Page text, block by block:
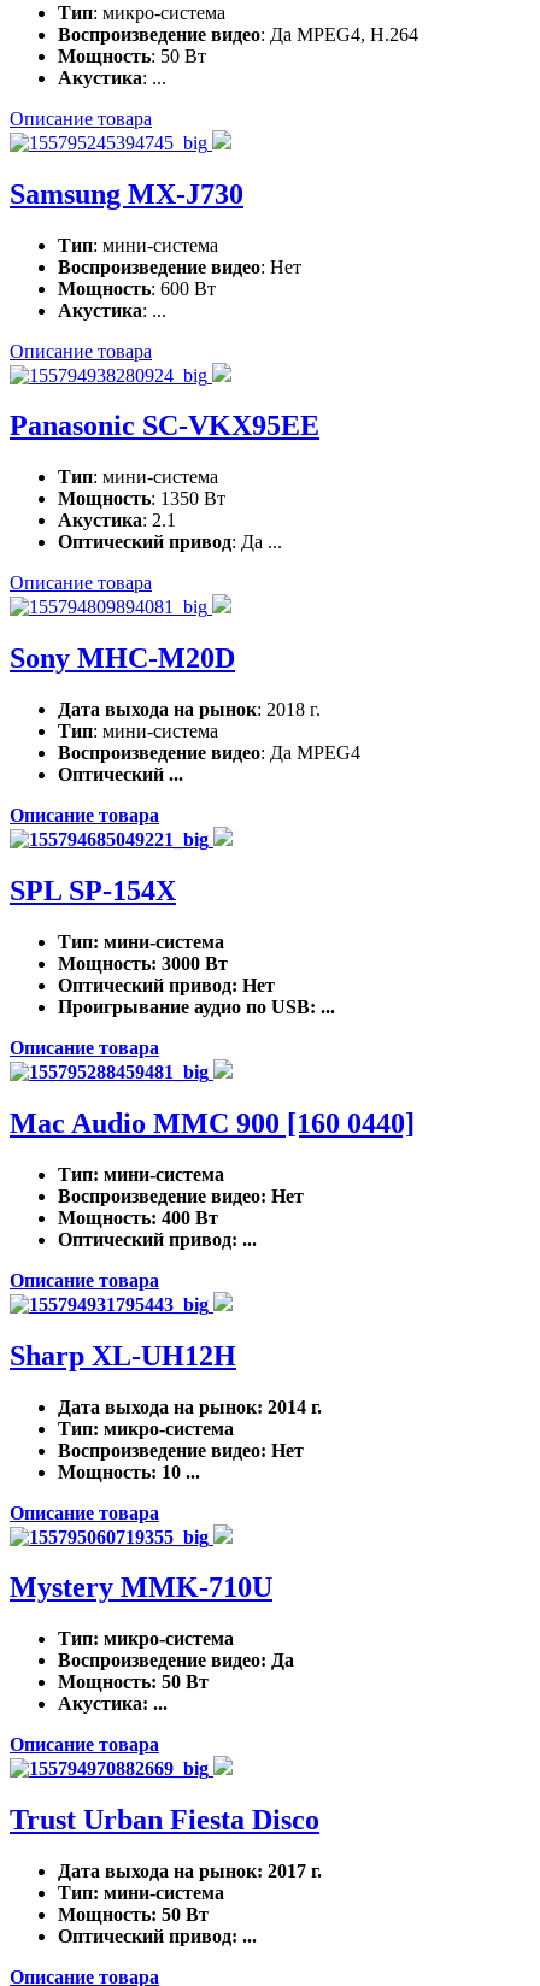
Тип: микро-система
Воспроизведение видео: Да MPEG4, H.264
Мощность: 50 Вт
Акустика: ...
Описание товара
Samsung MX-J730
Тип: мини-система
Воспроизведение видео: Нет
Мощность: 600 Вт
Акустика: ...
Описание товара
Panasonic SC-VKX95EE
Тип: мини-система
Мощность: 1350 Вт
Акустика: 2.1
Оптический привод: Да ...
Описание товара
Sony MHC-M20D
Дата выхода на рынок: 2018 г.
Тип: мини-система
Воспроизведение видео: Да MPEG4
Оптический ...
Описание товара
SPL SP-154X
Тип: мини-система
Мощность: 3000 Вт
Оптический привод: Нет
Проигрывание аудио по USB: ...
Описание товара
Mac Audio MMC 900 [160 0440]
Тип: мини-система
Воспроизведение видео: Нет
Мощность: 400 Вт
Оптический привод: ...
Описание товара
Sharp XL-UH12H
Дата выхода на рынок: 2014 г.
Тип: микро-система
Воспроизведение видео: Нет
Мощность: 10 ...
Описание товара
Mystery MMK-710U
Тип: микро-система
Воспроизведение видео: Да
Мощность: 50 Вт
Акустика: ...
Описание товара
Trust Urban Fiesta Disco
Дата выхода на рынок: 2017 г.
Тип: мини-система
Мощность: 50 Вт
Оптический привод: ...
Описание товара